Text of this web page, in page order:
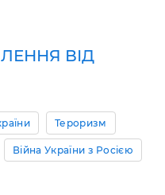
ВІД
Тероризм
Війна України з Росією